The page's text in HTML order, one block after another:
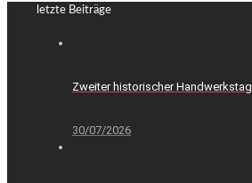
letzte Beiträge
Zweiter historischer Handwerkstag
30/07/2026